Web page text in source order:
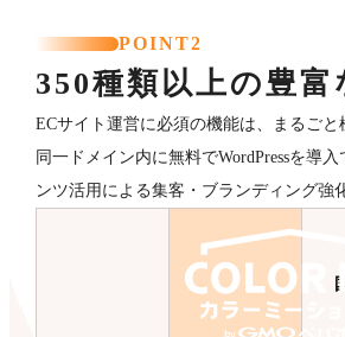
POINT2
350種類以上の豊富
ECサイト運営に必須の機能は、まるごと
同一ドメイン内に無料でWordPressを導
ンツ活用による集客・ブランディング強